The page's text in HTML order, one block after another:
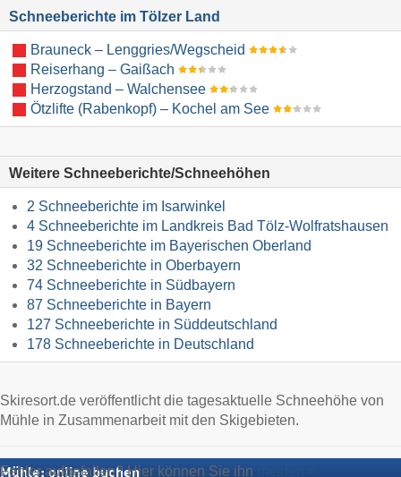
Schneeberichte im Tölzer Land
Brauneck – Lenggries/​Wegscheid
Reiserhang – Gaißach
Herzogstand – Walchensee
Ötzlifte (Rabenkopf) – Kochel am See
Weitere Schneeberichte/Schneehöhen
2 Schneeberichte im Isarwinkel
4 Schneeberichte im Landkreis Bad Tölz-Wolfratshausen
19 Schneeberichte im Bayerischen Oberland
32 Schneeberichte in Oberbayern
74 Schneeberichte in Südbayern
87 Schneeberichte in Bayern
127 Schneeberichte in Süddeutschland
178 Schneeberichte in Deutschland
Skiresort.de veröffentlicht die tagesaktuelle Schneehöhe von
Mühle in Zusammenarbeit mit den Skigebieten.
Fehler aufgefallen? Hier können Sie ihn
Mühle: online buchen